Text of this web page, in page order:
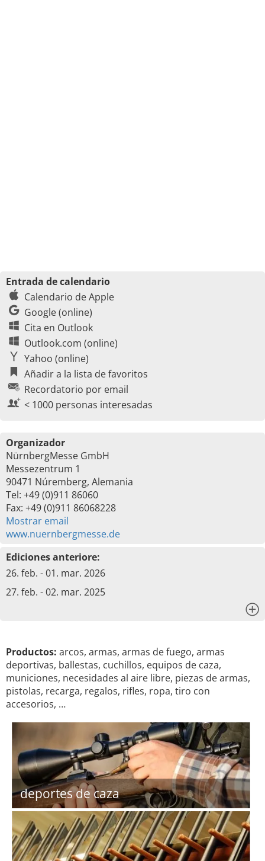
Entrada de calendario
Calendario de Apple
Google (online)
Cita en Outlook
Outlook.com (online)
Yahoo (online)
Añadir a la lista de favoritos
Recordatorio por email
< 1000 personas interesadas
Organizador
NürnbergMesse GmbH
Messezentrum 1
90471 Núremberg, Alemania
Tel: +49 (0)911 86060
Fax: +49 (0)911 86068228
Mostrar email
www.nuernbergmesse.de
Ediciones anteriore:
26. feb. - 01. mar. 2026
27. feb. - 02. mar. 2025
Productos: arcos, armas, armas de fuego, armas
deportivas, ballestas, cuchillos, equipos de caza,
municiones, necesidades al aire libre, piezas de armas,
pistolas, recarga, regalos, rifles, ropa, tiro con
accesorios, …
deportes de caza